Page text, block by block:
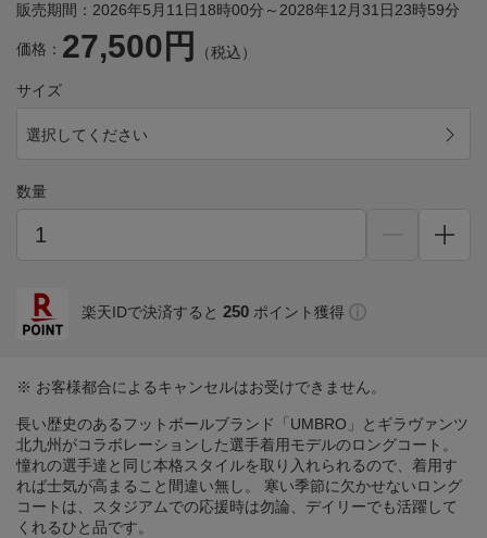
販売期間：2026年5月11日18時00分～2028年12月31日23時59分
価格： 27,500円 （税込）
サイズ
選択してください
数量
楽天IDで決済すると 250 ポイント獲得
※ お客様都合によるキャンセルはお受けできません。
長い歴史のあるフットボールブランド「UMBRO」とギラヴァンツ
北九州がコラボレーションした選手着用モデルのロングコート。
憧れの選手達と同じ本格スタイルを取り入れられるので、着用す
れば士気が高まること間違い無し。 寒い季節に欠かせないロング
コートは、スタジアムでの応援時は勿論、デイリーでも活躍して
くれるひと品です。